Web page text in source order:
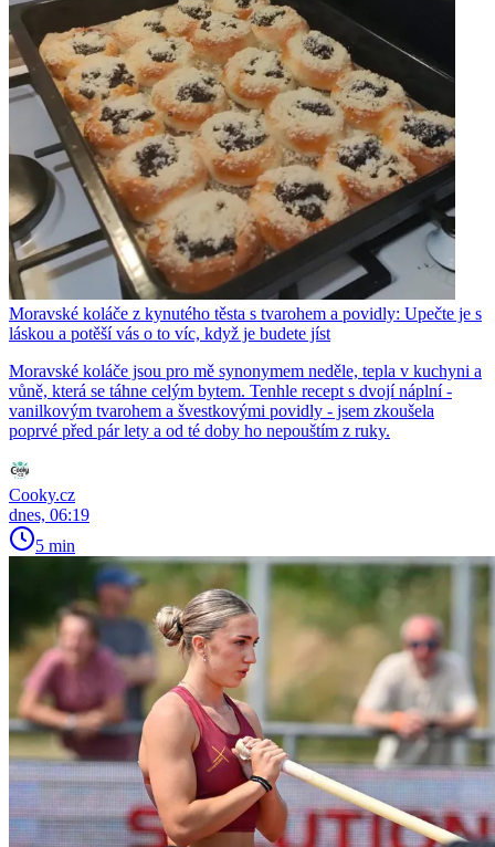
Moravské koláče z kynutého těsta s tvarohem a povidly: Upečte je s
láskou a potěší vás o to víc, když je budete jíst
Moravské koláče jsou pro mě synonymem neděle, tepla v kuchyni a
vůně, která se táhne celým bytem. Tenhle recept s dvojí náplní -
vanilkovým tvarohem a švestkovými povidly - jsem zkoušela
poprvé před pár lety a od té doby ho nepouštím z ruky.
Cooky.cz
dnes, 06:19
5 min